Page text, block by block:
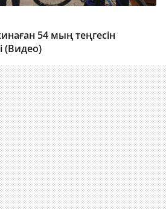
54 мың теңгесін
(Видео)